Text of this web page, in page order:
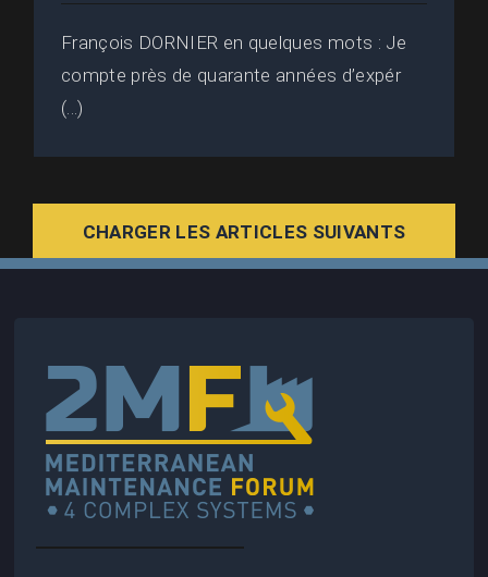
François DORNIER en quelques mots : Je
compte près de quarante années d’expér
(...)
CHARGER LES ARTICLES SUIVANTS